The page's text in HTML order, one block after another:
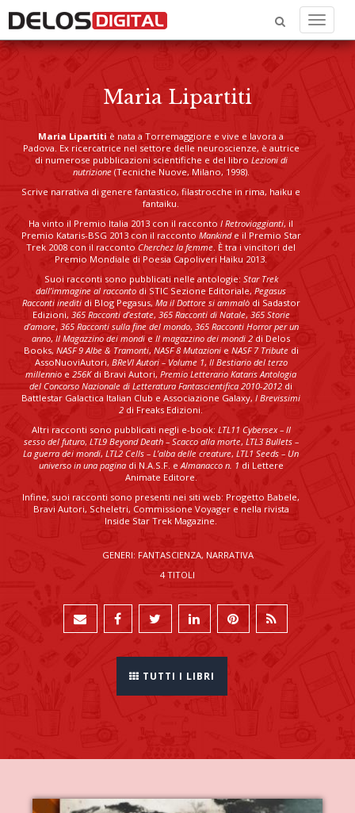
Menu
Maria Lipartiti
Maria Lipartiti è nata a Torremaggiore e vive e lavora a
Padova. Ex ricercatrice nel settore delle neuroscienze, è autrice
di numerose pubblicazioni scientifiche e del libro Lezioni di
nutrizione(Tecniche Nuove, Milano, 1998).
Scrive narrativa di genere fantastico, filastrocche in rima, haiku e
fantaiku.
Ha vinto il Premio Italia 2013 con il racconto I Retroviaggianti, il
Premio Kataris-BSG 2013 con il racconto Mankinde il Premio Star
Trek 2008 con il racconto Cherchez la femme. È tra i vincitori del
Premio Mondiale di Poesia Capoliveri Haiku 2013.
Suoi racconti sono pubblicati nelle antologie: Star Trek
dall’immagine al racconto di STIC Sezione Editoriale, Pegasus
Racconti ineditidi Blog Pegasus, Ma il Dottore si ammalòdi Sadastor
Edizioni, 365 Racconti d’estate, 365 Racconti di Natale, 365 Storie
d’amore, 365 Racconti sulla fine del mondo, 365 Racconti Horror per un
anno, Il Magazzino dei mondi e Il magazzino dei mondi 2 di Delos
Books, NASF 9 Albe & Tramonti, NASF 8 Mutazionie NASF 7 Tributedi
AssoNuoviAutori, BReVI Autori – Volume 1, Il Bestiario del terzo
millennio e 256Kdi Bravi Autori, Premio Letterario Kataris Antologia
del Concorso Nazionale di Letteratura Fantascientifica 2010-2012 di
Battlestar Galactica Italian Club e Associazione Galaxy, I Brevissimi
2 di Freaks Edizioni.
Altri racconti sono pubblicati negli e-book: LTL11 Cybersex – ll
sesso del futuro, LTL9 Beyond Death – Scacco alla morte, LTL3 Bullets –
La guerra dei mondi, LTL2 Cells – L’alba delle creature, LTL1 Seeds – Un
universo in una paginadi N.A.S.F. eAlmanacco n. 1 di Lettere
Animate Editore.
Infine, suoi racconti sono presenti nei siti web: Progetto Babele,
Bravi Autori, Scheletri, Commissione Voyager e nella rivista
Inside Star Trek Magazine.
GENERI: FANTASCIENZA, NARRATIVA
4 TITOLI
TUTTI I LIBRI